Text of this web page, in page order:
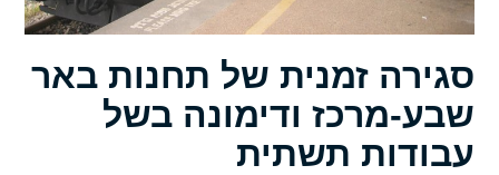
סגירה זמנית של תחנות באר
שבע-מרכז ודימונה בשל
עבודות תשתית